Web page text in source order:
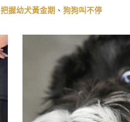
把握幼犬黃金期 、 狗狗叫不停